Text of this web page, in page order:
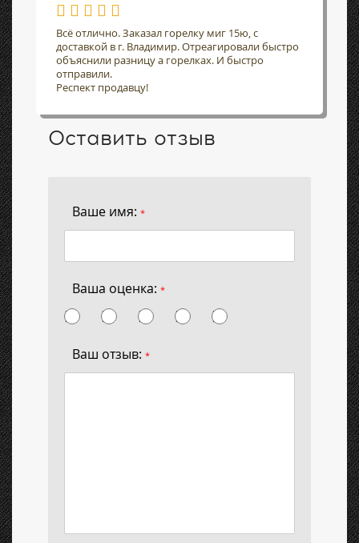
Всё отлично. Заказал горелку миг 15ю, с
доставкой в г. Владимир. Отреагировали быстро
объяснили разницу а горелках. И быстро
отправили.
Респект продавцу!
Оставить отзыв
Ваше имя: *
Ваша оценка: *
Ваш отзыв: *